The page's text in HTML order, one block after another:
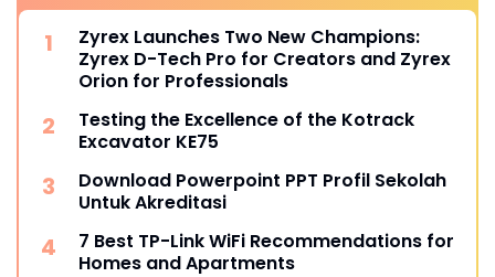
Zyrex Launches Two New Champions:
Zyrex D-Tech Pro for Creators and Zyrex
Orion for Professionals
Testing the Excellence of the Kotrack
Excavator KE75
Download Powerpoint PPT Profil Sekolah
Untuk Akreditasi
7 Best TP-Link WiFi Recommendations for
Homes and Apartments